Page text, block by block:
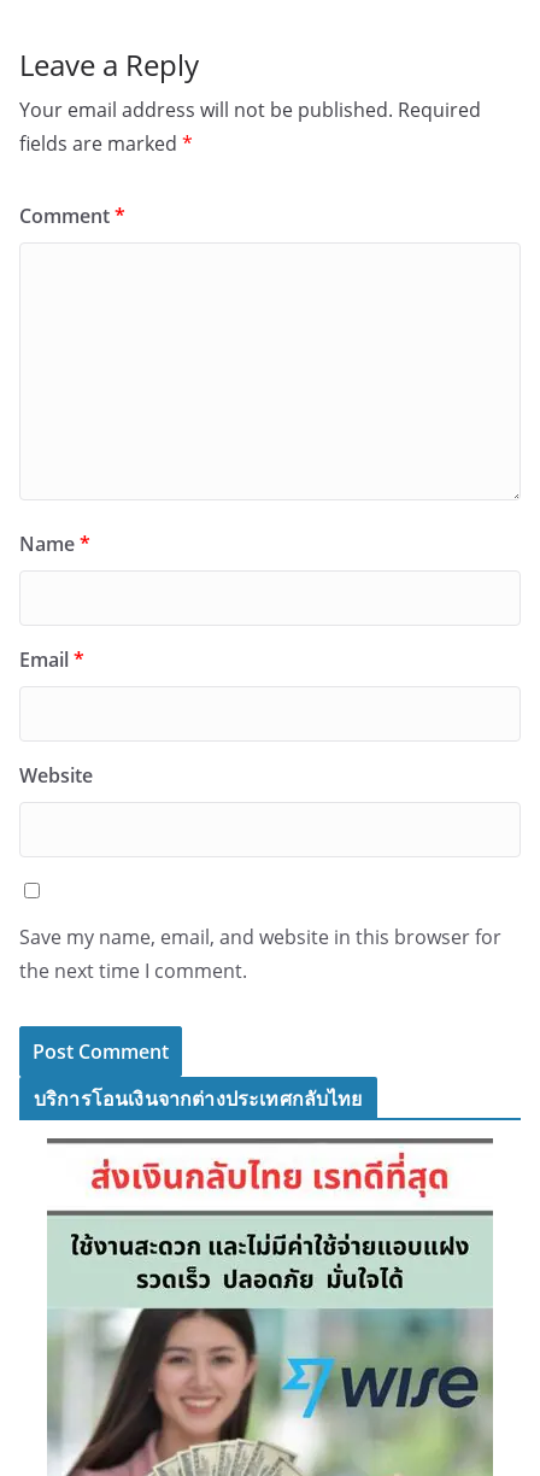
Leave a Reply
Your email address will not be published. Required
fields are marked *
Comment*
Name*
Email*
Website
Save my name, email, and website in this browser for
the next time I comment.
บริการโอนเงินจากต่างประเทศกลับไทย